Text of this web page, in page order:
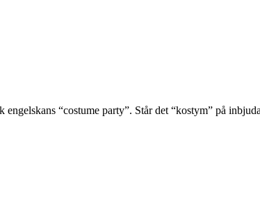
engelskans “costume party”. Står det “kostym” på